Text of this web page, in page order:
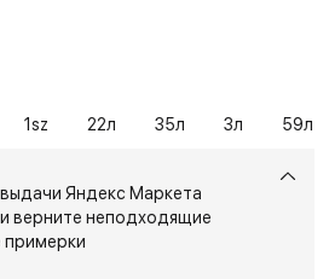
1sz 22л 35л 3л 59л
Яндекс Маркета
верните неподходящие
примерки